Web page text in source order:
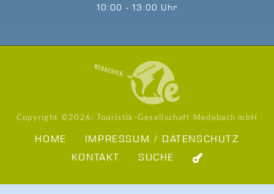
10:00 - 13:00 Uhr
Copyright ©2026: Touristik-Gesellschaft Medebach mbH
HOME
IMPRESSUM / DATENSCHUTZ
KONTAKT
SUCHE